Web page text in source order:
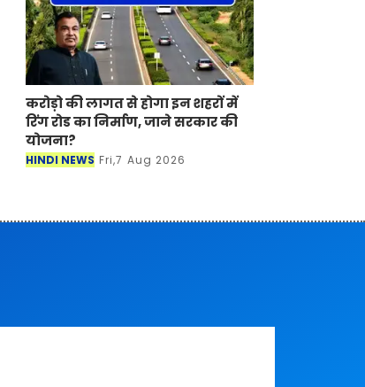
करोड़ो की लागत से होगा इन शहरों में
रिंग रोड का निर्माण, जाने सरकार की
योजना?
HINDI NEWS Fri,7 Aug 2026